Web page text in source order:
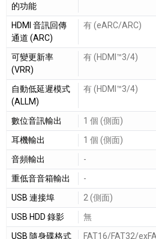
的功能
HDMI 音訊回傳
通道 (ARC)
有 (eARC/ARC)
可變更新率
(VRR)
有 (HDMI™3/4)
自動低延遲模式
(ALLM)
有 (HDMI™3/4)
數位音訊輸出
1 個 (側面)
耳機輸出
1 個 (側面)
音頻輸出
-
重低音音箱輸出
-
USB 連接埠
2 (側面)
USB HDD 錄影
無
USB 隨身碟格式
FAT16/FAT32/